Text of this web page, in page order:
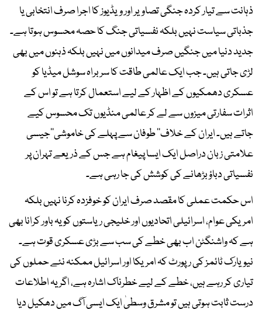
ذہانت سے تیار کردہ جنگی تصاویر اور ویڈیوز کا اجرا صرف انتخابی یا
جذباتی سیاست نہیں بلکہ نفسیاتی جنگ کا حصہ محسوس ہوتا ہے۔
جدید دنیا میں جنگیں صرف میدانوں میں نہیں بلکہ ذہنوں میں بھی
لڑی جاتی ہیں۔ جب ایک عالمی طاقت کا سربراہ سوشل میڈیا کو
عسکری دھمکیوں کے اظہار کے لیے استعمال کرتا ہے تو اس کے
اثرات سفارتی میزوں سے لے کر عالمی منڈیوں تک محسوس کیے
جاتے ہیں۔ ایران کے خلاف’’ طوفان سے پہلے کی خاموشی‘‘جیسی
علامتی زبان دراصل ایک ایسا پیغام ہے جس کے ذریعے تہران پر
نفسیاتی دباؤ بڑھانے کی کوشش کی جا رہی ہے۔
اس حکمت عملی کا مقصد صرف ایران کو خوفزدہ کرنا نہیں بلکہ
امریکی عوام، اسرائیلی اتحادیوں اور خلیجی ریاستوں کو یہ باور کرانا بھی
ہے کہ واشنگٹن اب بھی خطے کی سب سے بڑی عسکری قوت ہے۔
نیویارک ٹائمز کی رپورٹ کہ امریکا اور اسرائیل ممکنہ نئے حملوں کی
تیاری کر رہے ہیں، خطے کے لیے خطرناک اشارہ ہے، اگر یہ اطلاعات
درست ثابت ہوتی ہیں تو مشرق وسطیٰ ایک ایسی آگ میں دھکیل دیا